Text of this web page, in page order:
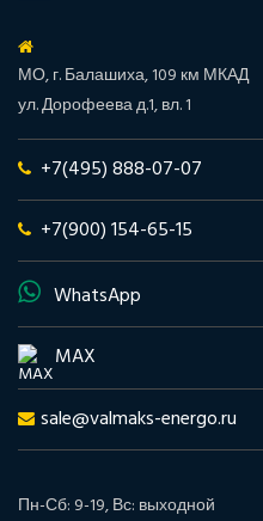
МО, г. Балашиха, 109 км МКАД
ул. Дорофеева д.1, вл. 1
+7(495) 888-07-07
+7(900) 154-65-15
WhatsApp
MAX
sale@valmaks-energo.ru
Пн-Сб: 9-19, Вс: выходной